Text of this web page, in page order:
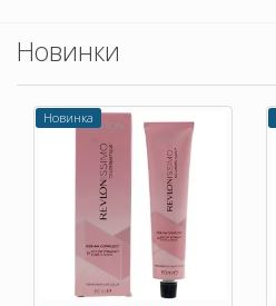
Новинки
Новинка